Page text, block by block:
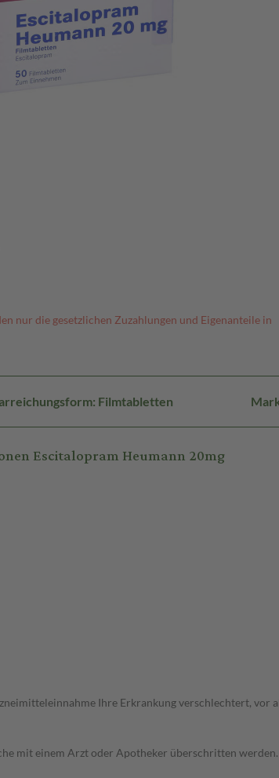
nur die gesetzlichen Zuzahlungen und Eigenanteile in
Filmtabletten
Escitalopram Heumann 20mg
Ihre Erkrankung verschlechtert, vor
mit einem Arzt oder Apotheker überschritten werden.